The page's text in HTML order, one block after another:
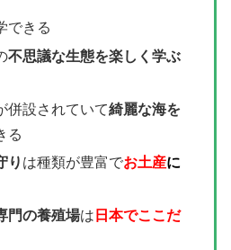
できる
不思議な生態を楽しく学ぶ
併設されていて綺麗な海を
る
り は種類が豊富でお土産に
門の養殖場は 日本でここだ